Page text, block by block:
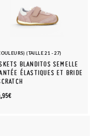
(TAILLE 21 - 27)
BLANDITOS SEMELLE
ÉLASTIQUES ET BRIDE
95€